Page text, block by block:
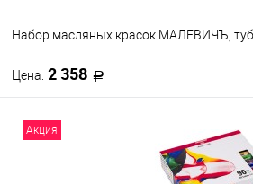
Набор масляных красок МАЛЕВИЧЪ,
Цена: 2 358
В корзину
В
Акция